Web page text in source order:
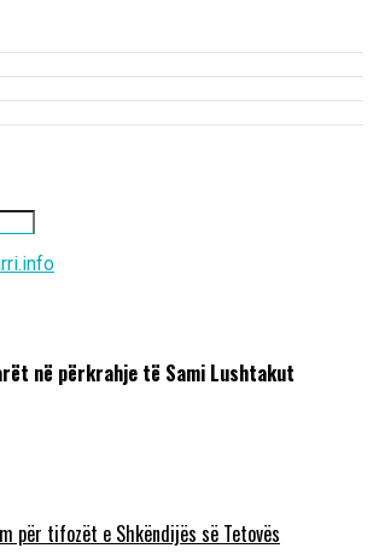
në përkrahje të Sami Lushtakut
për tifozët e Shkëndijës së Tetovës